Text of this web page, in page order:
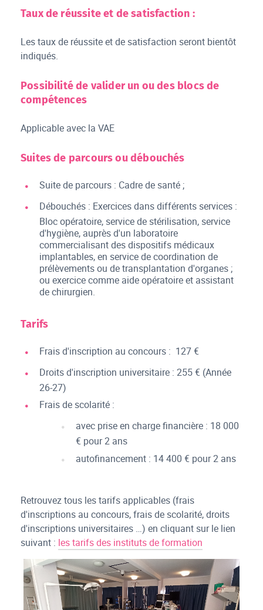
Taux de réussite et de satisfaction :
Les taux de réussite et de satisfaction seront bientôt
indiqués.
Possibilité de valider un ou des blocs de
compétences
Applicable avec la VAE
Suites de parcours ou débouchés
Suite de parcours : Cadre de santé ;
Débouchés : Exercices dans différents services :
Bloc opératoire, service de stérilisation, service
d'hygiène, auprès d'un laboratoire
commercialisant des dispositifs médicaux
implantables, en service de coordination de
prélèvements ou de transplantation d'organes ;
ou exercice comme aide opératoire et assistant
de chirurgien.
Tarifs
Frais d'inscription au concours : 127 €
Droits d'inscription universitaire : 255 € (Année
26-27)
Frais de scolarité :
avec prise en charge financière : 18 000
€ pour 2 ans
autofinancement : 14 400 € pour 2 ans
Retrouvez tous les tarifs applicables (frais
d'inscriptions au concours, frais de scolarité, droits
d'inscriptions universitaires …) en cliquant sur le lien
suivant : les tarifs des instituts de formation